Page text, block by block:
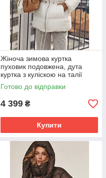
Жіноча зимова куртка
пуховик подовжена, дута
куртка з куліскою на талії
біопух до -20°C 44-50 розмір
молочна
Готово до відправки
4 399 ₴
Купити